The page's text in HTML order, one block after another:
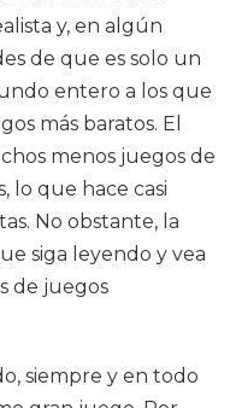
y, en algún
de que es solo un
entero a los que
más baratos. El
menos juegos de
lo que hace casi
No obstante, la
siga leyendo y vea
de juegos
siempre y en todo